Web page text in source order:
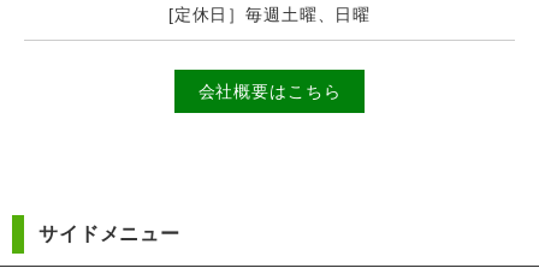
[定休日］毎週土曜、日曜
会社概要はこちら
サイドメニュー